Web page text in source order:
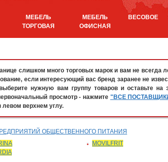
МЕБЕЛЬ
ТОРГОВАЯ
МЕБЕЛЬ
ОФИСНАЯ
ВЕСОВОЕ
слишком много торговых марок и вам не всегда
если интересующий вас бренд заранее не
нужную вам группу товаров и оставьте на
просмотр - нажмите "ВСЕ
левом верхнем углу.
ПРЕДПРИЯТИЙ ОБЩЕСТВЕННОГО ПИТАНИЯ
MOVILFRIT